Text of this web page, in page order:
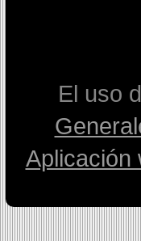
El uso
Aplicación